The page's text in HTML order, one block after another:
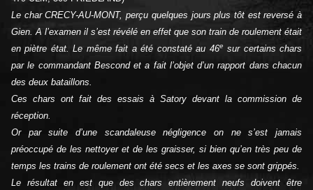
Le char CRECY-AU-MONT, perçu quelques jours plus tôt est reversé à
Gien. A l’examen il s’est révélé en effet que son train de roulement était
en piètre état. Le même fait a été constaté au 46esur certains chars
par le commandant Bescond et a fait l’objet d’un rapport dans chacun
des deux bataillons.
Ces chars ont fait des essais à Satory devant la commission de
réception.
Or par suite d’une scandaleuse négligence on ne s’est jamais
préoccupé de les nettoyer et de les graisser, si bien qu’en très peu de
temps les trains de roulement ont été secs et les axes se sont grippés.
Le résultat en est que des chars entièrement neufs doivent être